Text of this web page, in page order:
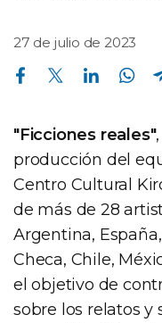
27 de julio de 2023
Compartir en Facebook Compartir en Twitter Compartir en Linkedin Compartir en Whatsapp
"Ficciones reales"
producción del
Centro Cultural
de más de 28
Argentina,
Checa, Chile,
el objetivo de
sobre los relatos y